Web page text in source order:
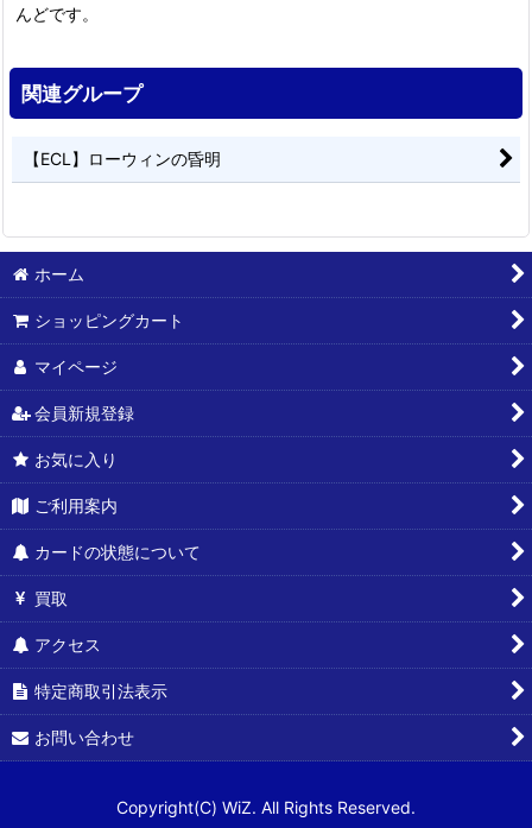
んどです。
関連グループ
【ECL】ローウィンの昏明
ホーム
ショッピングカート
マイページ
会員新規登録
お気に入り
ご利用案内
カードの状態について
買取
アクセス
特定商取引法表示
お問い合わせ
Copyright(C) WiZ. All Rights Reserved.